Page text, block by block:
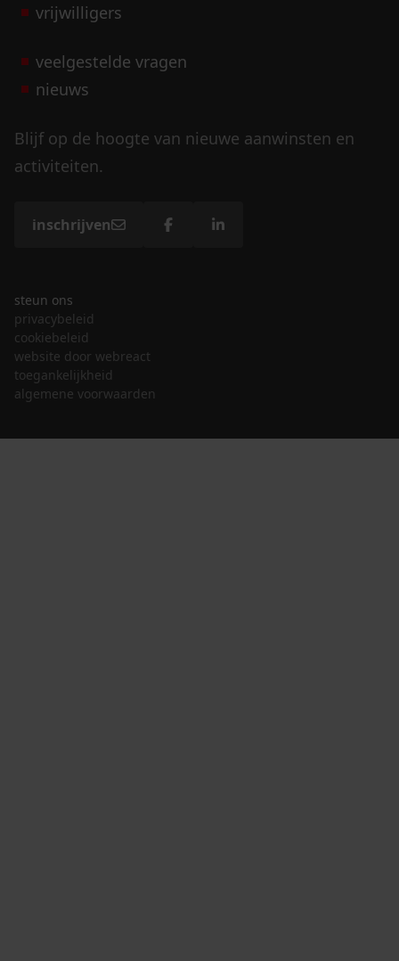
vrijwilligers
veelgestelde vragen
nieuws
Blijf op de hoogte van nieuwe aanwinsten en
activiteiten.
inschrijven
steun ons
privacybeleid
cookiebeleid
website door webreact
toegankelijkheid
algemene voorwaarden